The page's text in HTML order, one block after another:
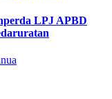
LPJ APBD